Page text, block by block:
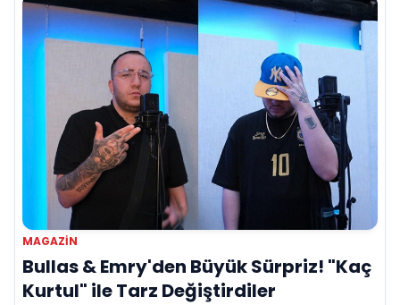
MAGAZIN
Bullas & Emry'den Büyük Sürpriz! "Kaç
Kurtul" ile Tarz Değiştirdiler